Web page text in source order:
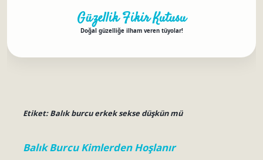
Güzellik Fikir Kutusu
Doğal güzelliğe ilham veren tüyolar!
Etiket:Balık burcu erkek sekse düşkün mü
Balık Burcu Kimlerden Hoşlanır